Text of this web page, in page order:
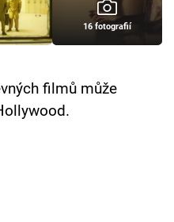
16 fotografií
filmů může